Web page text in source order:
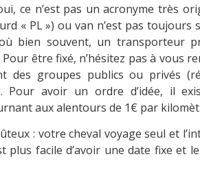
ce n’est pas un acronyme très
« PL ») ou van n’est pas toujours
bien souvent, un transporteur
être fixé, n’hésitez pas à vous
des groupes publics ou privés
Pour avoir un ordre d’idée, il
aux alentours de 1€ par
: votre cheval voyage seul et
facile d’avoir une date fixe et